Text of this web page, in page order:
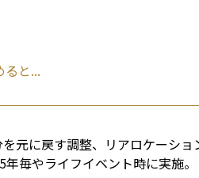
ると...
元に戻す調整、リアロケーシ
毎やライフイベント時に実施。